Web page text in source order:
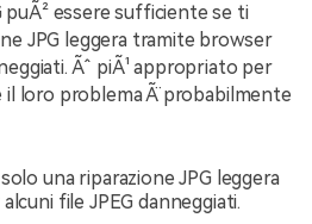
puÃ² essere sufficiente se ti
JPG leggera tramite browser
Ãˆ piÃ¹ appropriato per
loro problema Ã¨ probabilmente
una riparazione JPG leggera
file JPEG danneggiati.